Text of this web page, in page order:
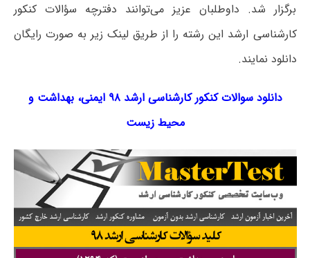
برگزار شد. داوطلبان عزیز می‌توانند دفترچه سؤالات کنکور
کارشناسی ارشد این رشته را از طریق لینک‌ زیر به صورت رایگان
دانلود نمایند.
دانلود سوالات کنکور کارشناسی ارشد ۹۸ ایمنی، بهداشت و
محیط زیست